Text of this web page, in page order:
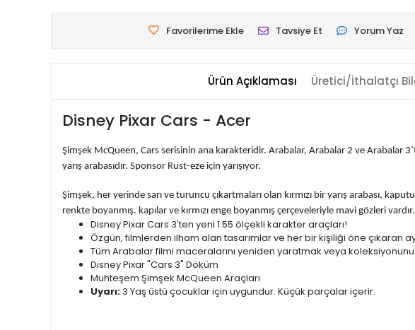
Favorilerime Ekle Tavsiye Et Yorum Yaz
Ürün Açıklaması Üretici/İthalatçı
Disney Pixar Cars - Acer
Şimşek McQueen, Cars serisinin ana karakteridir. Arabalar, Arabalar 2 ve Arabalar
yarış arabasıdır. Sponsor Rust-eze için yarışıyor.
Şimşek, her yerinde sarı ve turuncu çıkartmaları olan kırmızı bir yarış arabası,
renkte boyanmış. kapılar ve kırmızı enge boyanmış çerçeveleriyle mavi gözleri vardır.
Disney Pixar Cars 3'ten yeni 1:55 ölçekli karakter araçları!
Özgün, filmlerden ilham alan tasarımlar ve her bir kişiliği öne çıkaran
Tüm Arabalar filmi maceralarını yeniden yaratmak veya
Disney Pixar "Cars 3" Döküm
Muhteşem Şimşek McQueen Araçları
Uyarı:3 Yaş üstü çocuklar için uygundur. Küçük parçalar içerir.